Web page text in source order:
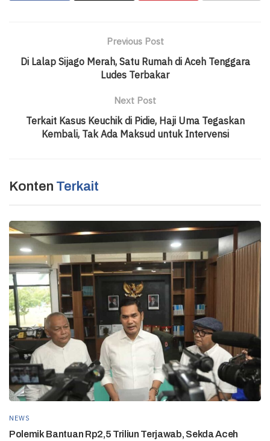
Previous Post
Di Lalap Sijago Merah, Satu Rumah di Aceh Tenggara
Ludes Terbakar
Next Post
Terkait Kasus Keuchik di Pidie, Haji Uma Tegaskan
Kembali, Tak Ada Maksud untuk Intervensi
Konten Terkait
NEWS
Polemik Bantuan Rp2,5 Triliun Terjawab, Sekda Aceh